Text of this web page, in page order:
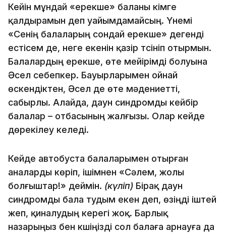
Кейін мұндай «ерекше» баланы кімге
қалдырамын деп уайымдамайсың. Үнемі
«Сенің балаларың сондай ерекше» дегенді
естісем де, неге екенін қазір түсініп отырмын.
Балалардың ерекше, өте мейірімді болуына
Әсел себепкер. Бауырларымен ойнай
өскендіктен, Әсел де өте мәдениетті,
сабырлы. Алайда, даун синдромды кейбір
балалар – отбасының жалғызы. Олар кейде
дөрекілеу келеді.
Кейде автобуста балаларымен отырған
аналарды көріп, ішімнен «Сәлем, жолы
болғыштар!» деймін. (күліп) Бірақ даун
синдромды бала тудым екен деп, өзіңді іштей
жеп, қиналудың керегі жоқ. Барлық
назарыңыз бен күшіңізді сол балаға арнауға да